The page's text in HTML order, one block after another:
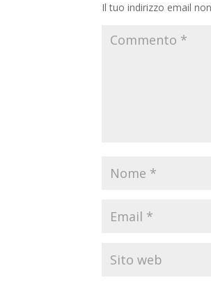
Il tuo indirizzo email